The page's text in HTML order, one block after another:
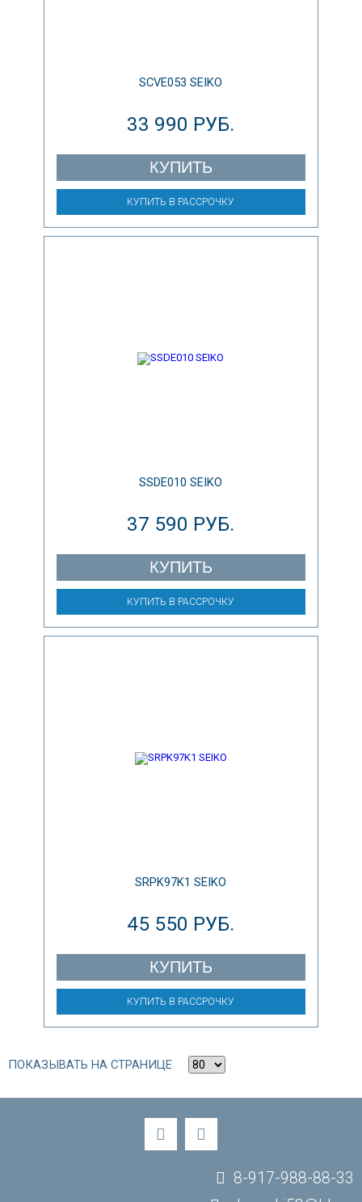
SCVE053 SEIKO
33 990 РУБ.
КУПИТЬ
КУПИТЬ В РАССРОЧКУ
SSDE010 SEIKO
37 590 РУБ.
КУПИТЬ
КУПИТЬ В РАССРОЧКУ
SRPK97K1 SEIKO
45 550 РУБ.
КУПИТЬ
КУПИТЬ В РАССРОЧКУ
ПОКАЗЫВАТЬ НА СТРАНИЦЕ
8-917-988-88-33